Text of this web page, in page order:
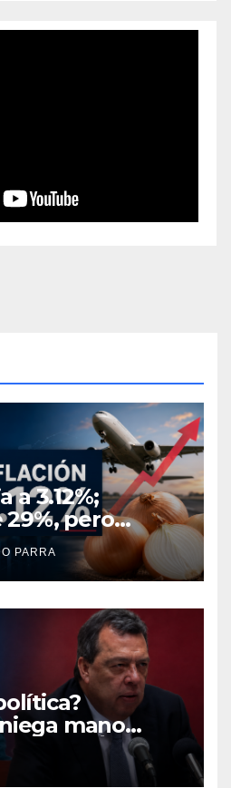
a 3.12%;
pero
se
PARRA
mano
de Ángel